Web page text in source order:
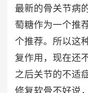
最新的骨关节病
萄糖作为一个推
个推荐。所以这
复作用，现在还
之后关节的不适
修复软骨不好说